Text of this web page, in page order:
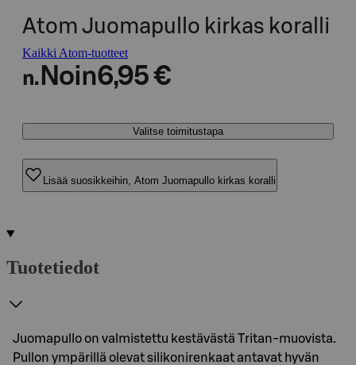
Atom Juomapullo kirkas koralli
Kaikki Atom-tuotteet
n. Noin6,95 €
Valitse toimitustapa
Lisää suosikkeihin, Atom Juomapullo kirkas koralli
Tuotetiedot
Juomapullo on valmistettu kestävästä Tritan-muovista.
Pullon ympärillä olevat silikonirenkaat antavat hyvän